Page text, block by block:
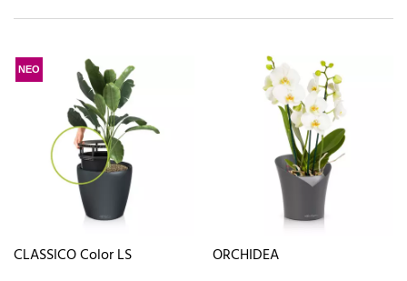
ΝΕΟ
CLASSICO Color LS ORCHIDEA